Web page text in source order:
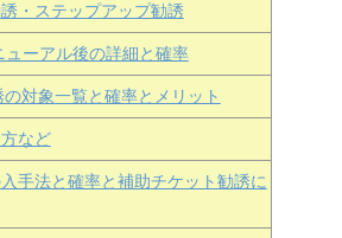
・ステップアップ勧誘
ューアル後の詳細と確率
対象一覧と確率とメリット
など
手法と確率と補助チケット勧誘に